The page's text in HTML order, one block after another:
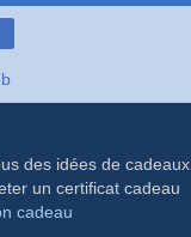
des idées de cadeaux
un certificat cadeau
cadeau